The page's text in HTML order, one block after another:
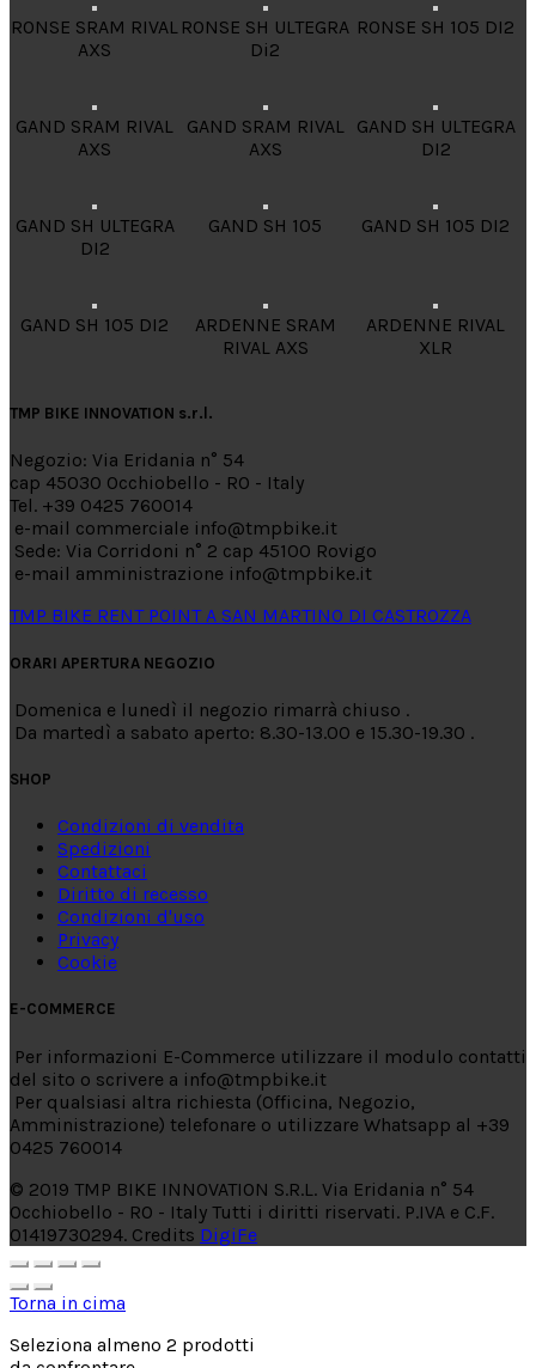
RONSE SRAM RIVAL
AXS
RONSE SH ULTEGRA
Di2
RONSE SH 105 DI2
GAND SRAM RIVAL
AXS
GAND SRAM RIVAL
AXS
GAND SH ULTEGRA
DI2
GAND SH ULTEGRA
DI2
GAND SH 105 GAND SH 105 DI2
GAND SH 105 DI2
ARDENNE SRAM
RIVAL AXS
ARDENNE RIVAL
XLR
TMP BIKE INNOVATION s.r.l.
Negozio: Via Eridania n° 54
cap 45030 Occhiobello - RO - Italy
Tel. +39 0425 760014
e-mail commerciale info@tmpbike.it
Sede: Via Corridoni n° 2 cap 45100 Rovigo
e-mail amministrazione info@tmpbike.it
TMP BIKE RENT POINT A SAN MARTINO DI CASTROZZA
ORARI APERTURA NEGOZIO
Domenica e lunedì il negozio rimarrà chiuso .
Da martedì a sabato aperto: 8.30-13.00 e 15.30-19.30 .
SHOP
Condizioni di vendita
Spedizioni
Contattaci
Diritto di recesso
Condizioni d'uso
Privacy
Cookie
E-COMMERCE
Per informazioni E-Commerce utilizzare il modulo contatti
del sito o scrivere a info@tmpbike.it
Per qualsiasi altra richiesta (Officina, Negozio,
Amministrazione) telefonare o utilizzare Whatsapp al +39
0425 760014
© 2019 TMP BIKE INNOVATION S.R.L. Via Eridania n° 54
Occhiobello - RO - Italy Tutti i diritti riservati. P.IVA e C.F.
01419730294. Credits DigiFe
Torna in cima
Seleziona almeno 2 prodotti